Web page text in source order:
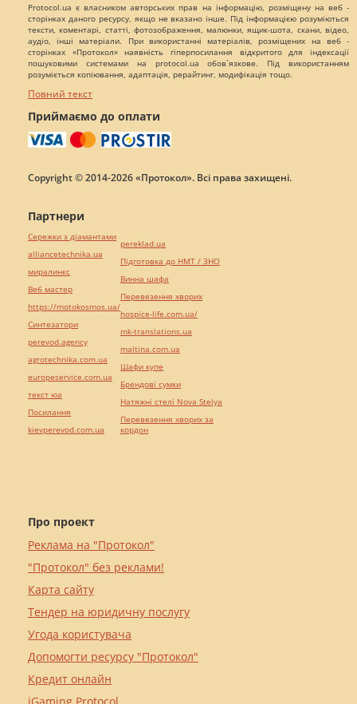
Protocol.ua є власником авторських прав на інформацію, розміщену на веб -
сторінках даного ресурсу, якщо не вказано інше. Під інформацією розуміються
тексти, коментарі, статті, фотозображення, малюнки, ящик-шота, скани, відео,
аудіо, інші матеріали. При використанні матеріалів, розміщених на веб -
сторінках «Протокол» наявність гіперпосилання відкритого для індексації
пошуковими системами на protocol.ua обов`язкове. Під використанням
розуміється копіювання, адаптація, рерайтинг, модифікація тощо.
Повний текст
Приймаємо до оплати
Copyright © 2014-2026 «Протокол». Всі права захищені.
Про проект
Реклама на "Протокол"
"Протокол" без реклами!
Карта сайту
Тендер на юридичну послугу
Угода користувача
Допомогти ресурсу "Протокол"
Кредит онлайн
Партнери
Сережки з діамантами
alliancetechnika.ua
миралинкс
Веб мастер
https://motokosmos.ua/
Синтезатори
perevod.agency
agrotechnika.com.ua
europeservice.com.ua
текст юа
Посилання
kievperevod.com.ua
pereklad.ua
Підготовка до НМТ / ЗНО
Винна шафа
Перевезення хворих
hospice-life.com.ua/
mk-translations.ua
maltina.com.ua
Шафи купе
Брендові сумки
Натяжні стелі Nova Stelya
Перевезення хворих за
кордон